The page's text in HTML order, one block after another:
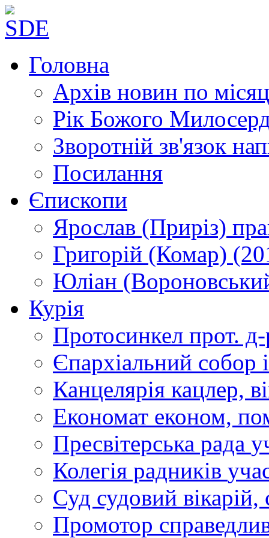
Головна
Архів новин по
Рік Божого
Зворотній зв'язок
Посилання
Єпископи
Ярослав (Приріз)
Григорій (Комар)
Юліан
Курія
Протосинкел прот.
Єпархіальний собор
Канцелярія кацлер,
Економат економ,
Пресвітерська рада
Колегія радників
Суд судовий вікарій,
Промотор